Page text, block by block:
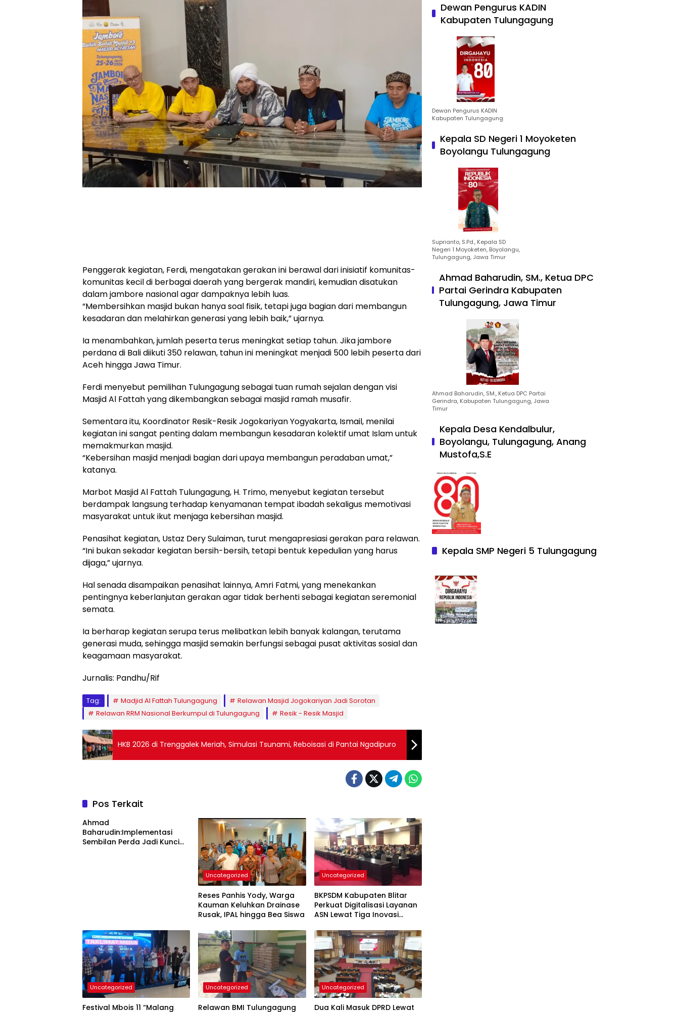
Penggerak kegiatan, Ferdi, mengatakan gerakan ini berawal dari inisiatif komunitas-
komunitas kecil di berbagai daerah yang bergerak mandiri, kemudian disatukan
dalam jambore nasional agar dampaknya lebih luas.
“Membersihkan masjid bukan hanya soal fisik, tetapi juga bagian dari membangun
kesadaran dan melahirkan generasi yang lebih baik,” ujarnya.
Ia menambahkan, jumlah peserta terus meningkat setiap tahun. Jika jambore
perdana di Bali diikuti 350 relawan, tahun ini meningkat menjadi 500 lebih peserta dari
Aceh hingga Jawa Timur.
Ferdi menyebut pemilihan Tulungagung sebagai tuan rumah sejalan dengan visi
Masjid Al Fattah yang dikembangkan sebagai masjid ramah musafir.
Sementara itu, Koordinator Resik-Resik Jogokariyan Yogyakarta, Ismail, menilai
kegiatan ini sangat penting dalam membangun kesadaran kolektif umat Islam untuk
memakmurkan masjid.
“Kebersihan masjid menjadi bagian dari upaya membangun peradaban umat,”
katanya.
Marbot Masjid Al Fattah Tulungagung, H. Trimo, menyebut kegiatan tersebut
berdampak langsung terhadap kenyamanan tempat ibadah sekaligus memotivasi
masyarakat untuk ikut menjaga kebersihan masjid.
Penasihat kegiatan, Ustaz Dery Sulaiman, turut mengapresiasi gerakan para relawan.
“Ini bukan sekadar kegiatan bersih-bersih, tetapi bentuk kepedulian yang harus
dijaga,” ujarnya.
Hal senada disampaikan penasihat lainnya, Amri Fatmi, yang menekankan
pentingnya keberlanjutan gerakan agar tidak berhenti sebagai kegiatan seremonial
semata.
Ia berharap kegiatan serupa terus melibatkan lebih banyak kalangan, terutama
generasi muda, sehingga masjid semakin berfungsi sebagai pusat aktivitas sosial dan
keagamaan masyarakat.
Jurnalis: Pandhu/Rif
Tag: Madjid Al Fattah Tulungagung
Relawan Masjid Jogokariyan Jadi Sorotan
Relawan RRM Nasional Berkumpul di Tulungagung
Resik - Resik Masjid
HKB 2026 di Trenggalek Meriah, Simulasi Tsunami, Reboisasi di Pantai Ngadipuro
Pos Terkait
Ahmad
Baharudin:Implementasi
Sembilan Perda Jadi Kunci
Uncategorized
Reses Panhis Yody, Warga
Kauman Keluhkan Drainase
Rusak, IPAL hingga Bea Siswa
Uncategorized
BKPSDM Kabupaten Blitar
Perkuat Digitalisasi Layanan
ASN Lewat Tiga Inovasi
Uncategorized
Festival Mbois 11 “Malang
Uncategorized
Relawan BMI Tulungagung
Uncategorized
Dua Kali Masuk DPRD Lewat
Dewan Pengurus KADIN
Kabupaten Tulungagung
Dewan Pengurus KADIN
Kabupaten Tulungagung
Kepala SD Negeri 1 Moyoketen
Boyolangu Tulungagung
Suprianto, S.Pd., Kepala SD
Negeri 1 Moyoketen, Boyolangu,
Tulungagung, Jawa Timur
Ahmad Baharudin, SM., Ketua DPC
Partai Gerindra Kabupaten
Tulungagung, Jawa Timur
Ahmad Baharudin, SM., Ketua DPC Partai
Gerindra, Kabupaten Tulungagung, Jawa
Timur
Kepala Desa Kendalbulur,
Boyolangu, Tulungagung, Anang
Mustofa,S.E
Kepala SMP Negeri 5 Tulungagung